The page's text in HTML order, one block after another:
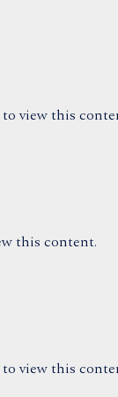
view this
this content.
view this